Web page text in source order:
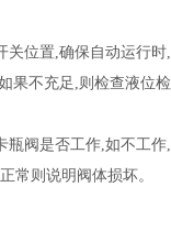
置,确保自动运行时,
不充足,则检查液位检
阀是否工作,如不工作
常则说明阀体损坏。